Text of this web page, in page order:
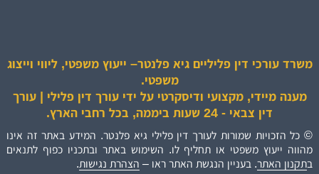
משרד עורכי דין פליליים גיא פלנטר– ייעוץ משפטי, ליווי וייצוג
משפטי.
מענה מיידי, מקצועי ודיסקרטי על ידי עורך דין פלילי | עורך
דין צבאי - 24 שעות ביממה, בכל רחבי הארץ.
© כל הזכויות שמורות לעורך דין פלילי גיא פלנטר. המידע באתר זה אינו
מהווה ייעוץ משפטי או תחליף לו. השימוש באתר ובתכניו כפוף לתנאים
בתקנון האתר. בעניין הנגשת האתר ראו – הצהרת נגישות.